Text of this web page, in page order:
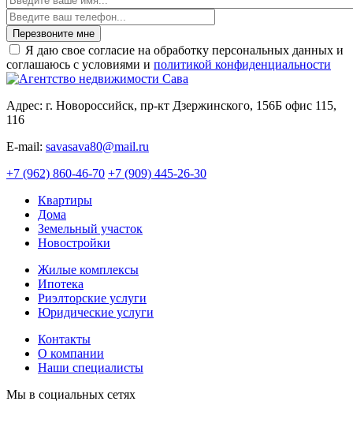
Перезвоните мне
Я даю свое согласие на обработку персональных данных и
соглашаюсь с условиями и политикой конфиденциальности
Адрес: г. Новороссийск, пр-кт Дзержинского, 156Б офис 115,
116
E-mail: savasava80@mail.ru
+7 (962) 860-46-70 +7 (909) 445-26-30
Квартиры
Дома
Земельный участок
Новостройки
Жилые комплексы
Ипотека
Риэлторские услуги
Юридические услуги
Контакты
О компании
Наши специалисты
Мы в социальных сетях